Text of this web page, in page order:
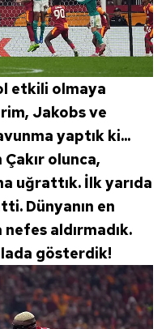
etkili olmaya
Jakobs ve
yaptık ki...
olunca,
uğrattık. İlk yarıda
Dünyanın en
nefes aldırmadık.
gösterdik!